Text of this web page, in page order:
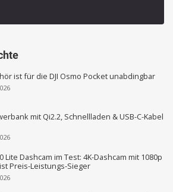
ist für die DJI Osmo Pocket unabdingbar
mit Qi2.2, Schnellladen & USB-C-Kabel
Lite Dashcam im Test: 4K-Dashcam mit 1080p
Preis-Leistungs-Sieger